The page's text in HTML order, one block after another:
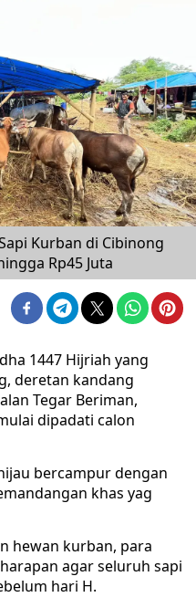
Kurban di Cibinong
Rp45 Juta
1447 Hijriah yang
deretan kandang
Tegar Beriman,
dipadati calon
bercampur dengan
khas yag
hewan kurban, para
agar seluruh sapi
hari H.